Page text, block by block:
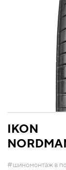
IKON
#шиномонтаж в